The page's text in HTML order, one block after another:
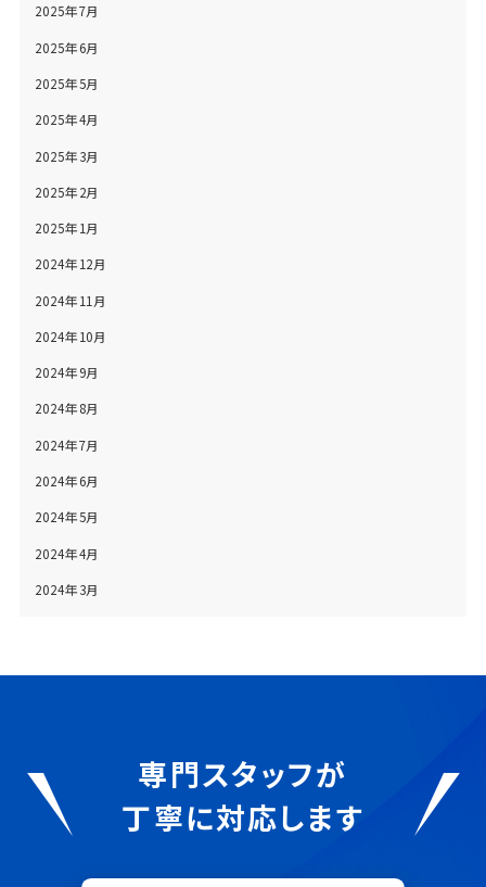
2025年7月
2025年6月
2025年5月
2025年4月
2025年3月
2025年2月
2025年1月
2024年12月
2024年11月
2024年10月
2024年9月
2024年8月
2024年7月
2024年6月
2024年5月
2024年4月
2024年3月
専門スタッフが
丁寧に対応します